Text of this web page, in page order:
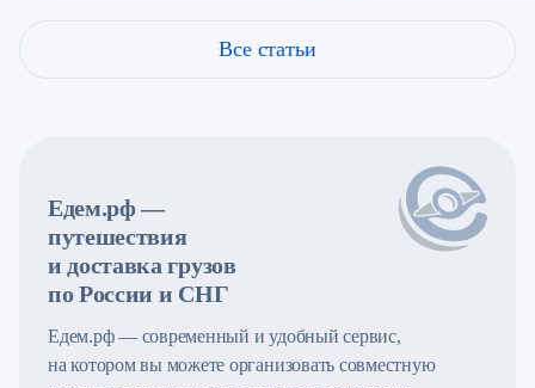
прогулок по умиротворенным
попутчиков для комфортного
путешествия вне сезона.
аренды авто.
осеннее путешествие!
Все статьи
Едем.рф —
путешествия
и доставка грузов
по России и СНГ
Едем.рф — современный и удобный сервис,
на котором вы можете организовать совместную